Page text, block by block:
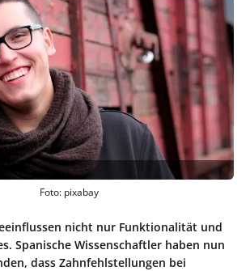
Foto: pixabay
nicht nur Funktionalität und
Spanische Wissenschaftler haben nun
dass Zahnfehlstellungen bei